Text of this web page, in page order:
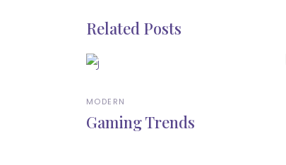
Related Posts
MODERN
Gaming Trends